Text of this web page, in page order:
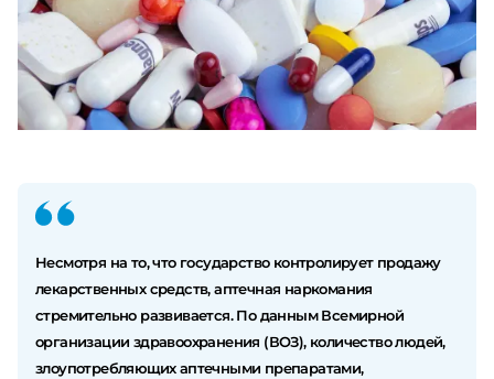
Несмотря на то, что государство контролирует продажу
лекарственных средств, аптечная наркомания
стремительно развивается. По данным Всемирной
организации здравоохранения (ВОЗ), количество людей,
злоупотребляющих аптечными препаратами,